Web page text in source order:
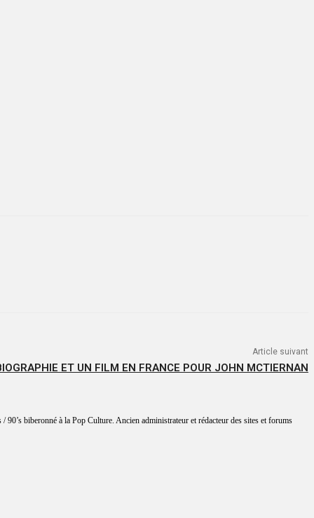
Article suivant
ET UN FILM EN FRANCE POUR JOHN MCTIERNAN
biberonné à la Pop Culture. Ancien administrateur et rédacteur des sites et forums